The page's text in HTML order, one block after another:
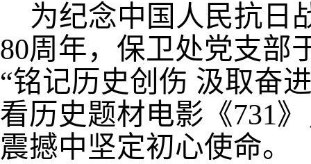
为纪念中国人民抗日
80周年，保卫处党支部
“铭记历史创伤 汲取奋
看历史题材电影《731
震撼中坚定初心使命。